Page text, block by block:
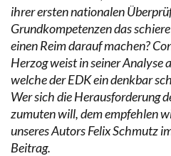
ihrer ersten nationalen
Grundkompetenzen das
einen Reim darauf machen?
Herzog weist in seiner Analyse
welche der EDK ein denkbar
Wer sich die Herausforderung
zumuten will, dem empfehlen
unseres Autors Felix Schmutz
Beitrag.